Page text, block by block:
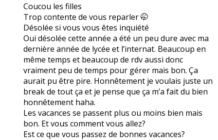
Coucou les filles
Trop contente de vous reparler 🤭
Désolée si vous vous êtes inquiété
Oui désolée cette année a été un peu dure avec ma
dernière année de lycée et l’internat. Beaucoup en
même temps et beaucoup de rdv aussi donc
vraiment peu de temps pour gérer mais bon. Ça
aurait pu être pire. Honnêtement je voulais juste un
break de tout ça et je pense que ça m’a fait du bien
honnêtement haha.
Les vacances se passent plus ou moins bien mais
bon. Et vous comment vous allez?
Est ce que vous passez de bonnes vacances?